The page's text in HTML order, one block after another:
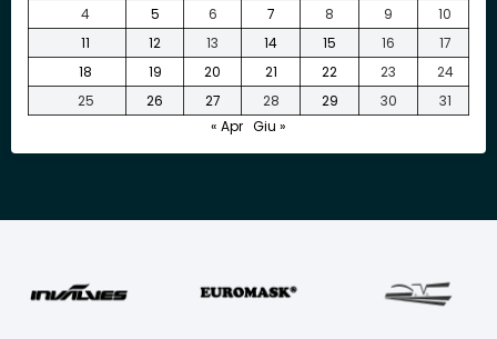
4
5 6 7 8 9
10
11
12 13 14 15 16
17
18
19 20 21 22 23
24
25
26 27 28 29 30
31
« Apr Giu »